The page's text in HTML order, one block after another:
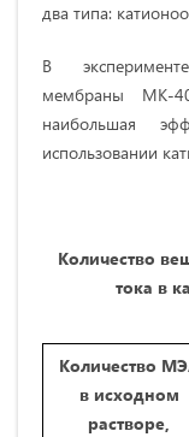
два типа:
В
мембраны МК-
наибольшая
использовании
Количество
тока в
Количество
в исходном
растворе,